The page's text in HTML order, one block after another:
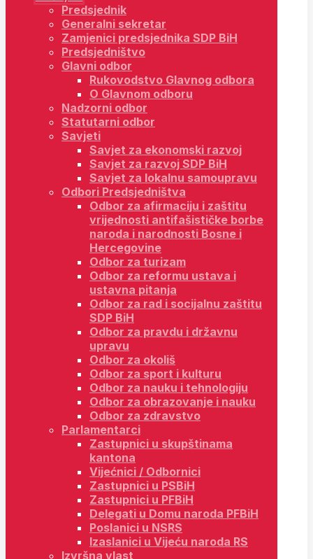
Predsjednik
Generalni sekretar
Zamjenici predsjednika SDP BiH
Predsjedništvo
Glavni odbor
Rukovodstvo Glavnog odbora
O Glavnom odboru
Nadzorni odbor
Statutarni odbor
Savjeti
Savjet za ekonomski razvoj
Savjet za razvoj SDP BiH
Savjet za lokalnu samoupravu
Odbori Predsjedništva
Odbor za afirmaciju i zaštitu
vrijednosti antifašističke borbe
naroda i narodnosti Bosne i
Hercegovine
Odbor za turizam
Odbor za reformu ustava i
ustavna pitanja
Odbor za rad i socijalnu zaštitu
SDP BiH
Odbor za pravdu i državnu
upravu
Odbor za okoliš
Odbor za sport i kulturu
Odbor za nauku i tehnologiju
Odbor za obrazovanje i nauku
Odbor za zdravstvo
Parlamentarci
Zastupnici u skupštinama
kantona
Vijećnici / Odbornici
Zastupnici u PSBiH
Zastupnici u PFBiH
Delegati u Domu naroda PFBiH
Poslanici u NSRS
Izaslanici u Vijeću naroda RS
Izvršna vlast